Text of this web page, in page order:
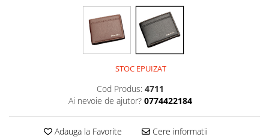
STOC EPUIZAT
Cod Produs: 4711
Ai nevoie de ajutor? 0774422184
Adauga la Favorite Cere informatii